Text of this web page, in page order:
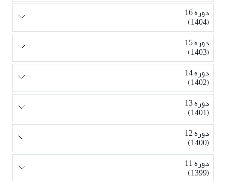
دوره 16
(1404)
دوره 15
(1403)
دوره 14
(1402)
دوره 13
(1401)
دوره 12
(1400)
دوره 11
(1399)